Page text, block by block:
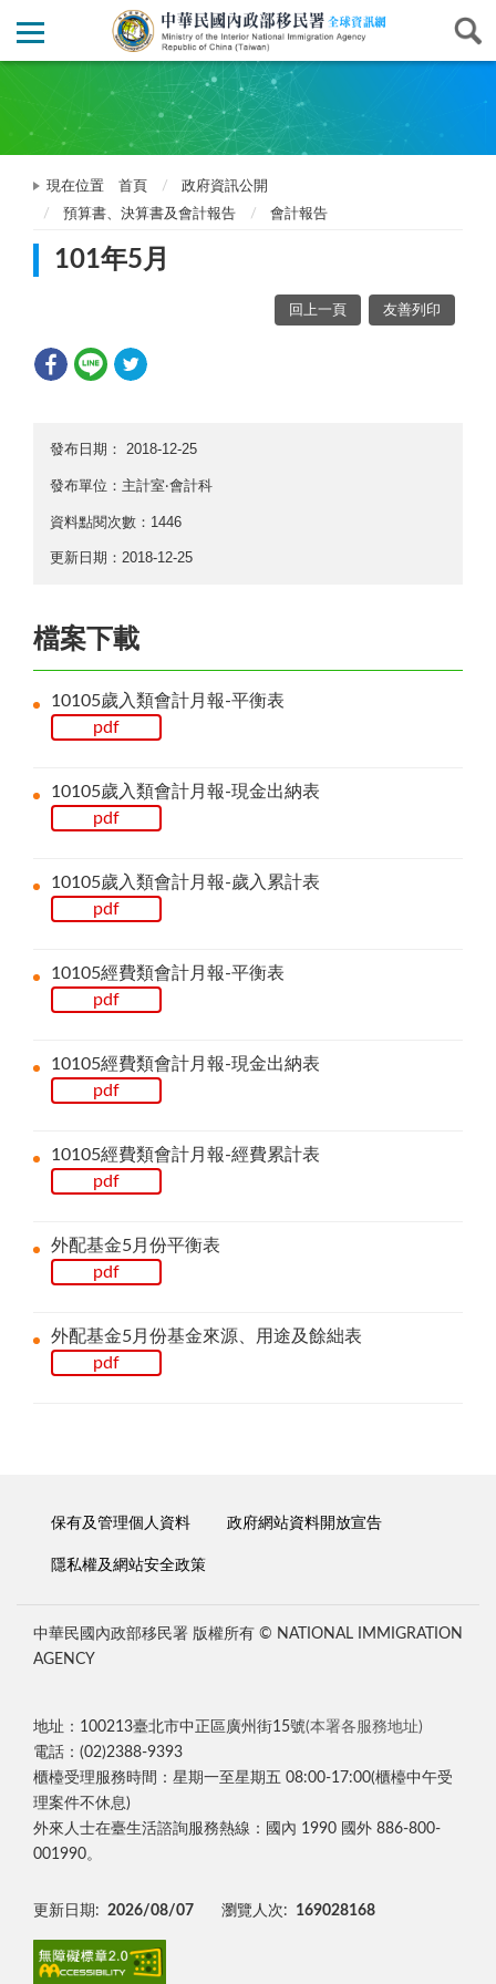
現在位置 首頁
政府資訊公開
預算書、決算書及會計報告
會計報告
101年5月
回上一頁 友善列印
發布日期： 2018-12-25
發布單位：主計室‧會計科
資料點閱次數：1446
更新日期：2018-12-25
檔案下載
10105歲入類會計月報-平衡表
pdf
10105歲入類會計月報-現金出納表
pdf
10105歲入類會計月報-歲入累計表
pdf
10105經費類會計月報-平衡表
pdf
10105經費類會計月報-現金出納表
pdf
10105經費類會計月報-經費累計表
pdf
外配基金5月份平衡表
pdf
外配基金5月份基金來源、用途及餘絀表
pdf
保有及管理個人資料 政府網站資料開放宣告
隱私權及網站安全政策
中華民國內政部移民署 版權所有 © NATIONAL IMMIGRATION
AGENCY
地址：100213臺北市中正區廣州街15號(本署各服務地址)
電話：(02)2388-9393
櫃檯受理服務時間：星期一至星期五 08:00-17:00(櫃檯中午受
理案件不休息)
外來人士在臺生活諮詢服務熱線：國內 1990 國外 886-800-
001990。
更新日期: 2026/08/07 瀏覽人次: 169028168